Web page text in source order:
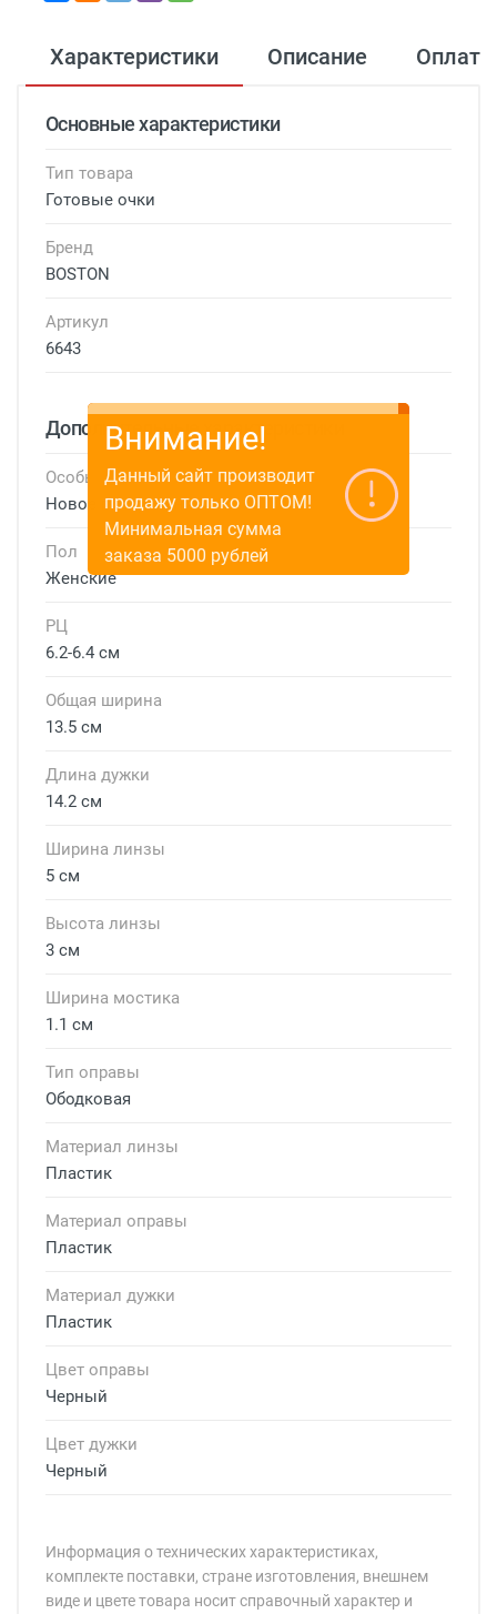
Характеристики Описание Оплата
Основные характеристики
Тип товара
Готовые очки
Бренд
BOSTON
Артикул
6643
Дополнительные характеристики
Особые условия
Новое поступление
Пол
Женские
РЦ
6.2-6.4 см
Общая ширина
13.5 см
Длина дужки
14.2 см
Ширина линзы
5 см
Высота линзы
3 см
Ширина мостика
1.1 см
Тип оправы
Ободковая
Материал линзы
Пластик
Материал оправы
Пластик
Материал дужки
Пластик
Цвет оправы
Черный
Цвет дужки
Черный
Информация о технических характеристиках,
комплекте поставки, стране изготовления, внешнем
виде и цвете товара носит справочный характер и
Внимание!
Данный сайт производит
продажу только ОПТОМ!
Минимальная сумма
заказа 5000 рублей